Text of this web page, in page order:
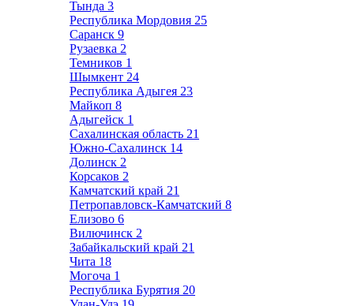
Тында 3
Республика Мордовия 25
Саранск 9
Рузаевка 2
Темников 1
Шымкент 24
Республика Адыгея 23
Майкоп 8
Адыгейск 1
Сахалинская область 21
Южно-Сахалинск 14
Долинск 2
Корсаков 2
Камчатский край 21
Петропавловск-Камчатский 8
Елизово 6
Вилючинск 2
Забайкальский край 21
Чита 18
Могоча 1
Республика Бурятия 20